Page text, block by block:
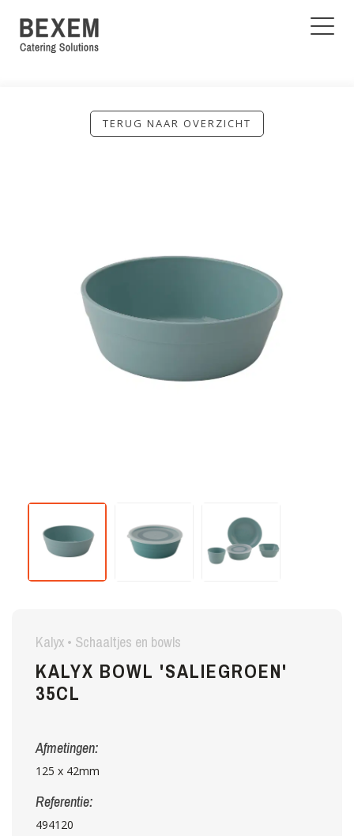
TERUG NAAR OVERZICHT
Kalyx • Schaaltjes en bowls
KALYX BOWL 'SALIEGROEN'
35CL
Afmetingen:
125 x 42mm
Referentie:
494120